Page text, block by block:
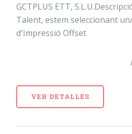
GCTPLUS ETT,
Talent, estem seleccionant
d'Impressió Offset
VER DETALLES